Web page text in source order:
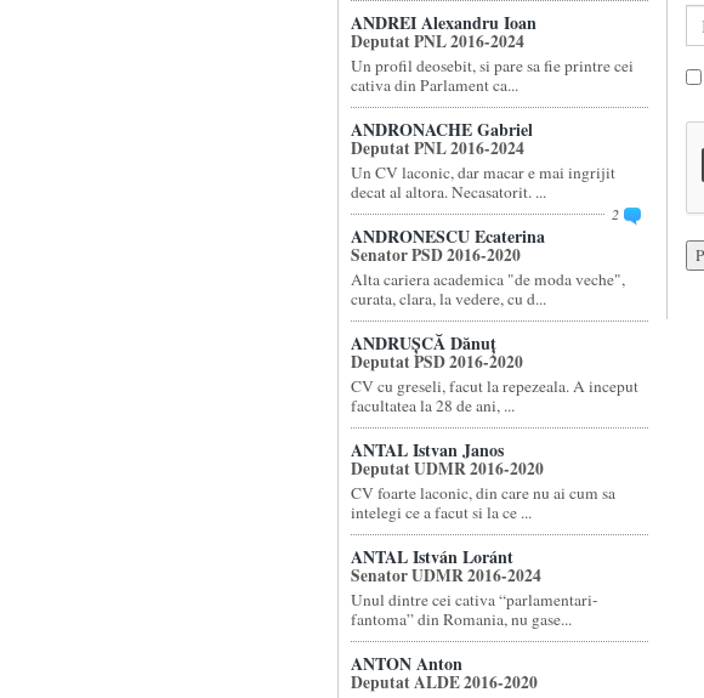
ANDREI Alexandru Ioan
Deputat PNL 2016-2024
Un profil deosebit, si pare sa fie printre cei
cativa din Parlament ca...
ANDRONACHE Gabriel
Deputat PNL 2016-2024
Un CV laconic, dar macar e mai ingrijit
decat al altora. Necasatorit. ...
2
ANDRONESCU Ecaterina
Senator PSD 2016-2020
Alta cariera academica "de moda veche",
curata, clara, la vedere, cu d...
ANDRUȘCĂ Dănuț
Deputat PSD 2016-2020
CV cu greseli, facut la repezeala. A inceput
facultatea la 28 de ani, ...
ANTAL Istvan Janos
Deputat UDMR 2016-2020
CV foarte laconic, din care nu ai cum sa
intelegi ce a facut si la ce ...
ANTAL István Loránt
Senator UDMR 2016-2024
Unul dintre cei cativa “parlamentari-
fantoma” din Romania, nu gase...
ANTON Anton
Deputat ALDE 2016-2020